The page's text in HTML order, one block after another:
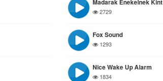
Madarak Énekelnek Kint
2729
Fox Sound
1293
Nice Wake Up Alarm
1834